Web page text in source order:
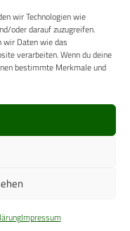
wir Technologien wie
oder darauf zuzugreifen.
wir Daten wie das
verarbeiten. Wenn du deine
bestimmte Merkmale und
Impressum
vorbehalten